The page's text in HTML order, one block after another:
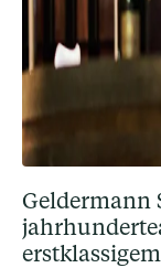
Geldermann